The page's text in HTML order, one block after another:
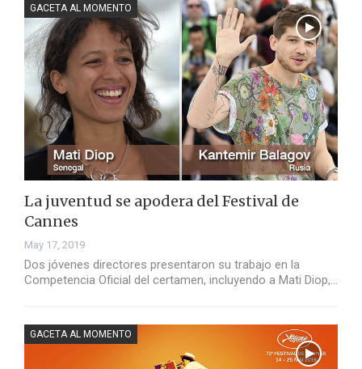
GACETA AL MOMENTO
La juventud se apodera del Festival de
Cannes
May 17, 2019
Dos jóvenes directores presentaron su trabajo en la
Competencia Oficial del certamen, incluyendo a Mati Diop,…
GACETA AL MOMENTO